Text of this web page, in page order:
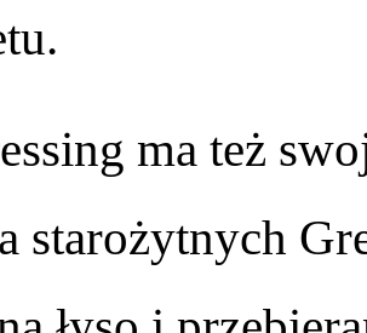
ma też
starożytnych